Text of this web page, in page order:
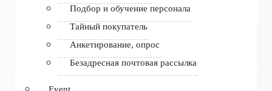
Подбор и обучение персонала
Тайный покупатель
Анкетирование, опрос
Безадресная почтовая рассылка